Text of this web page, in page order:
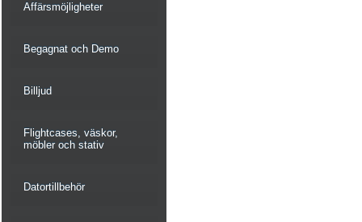
Affärsmöjligheter
Begagnat och Demo
Billjud
Flightcases, väskor,
möbler och stativ
Datortillbehör